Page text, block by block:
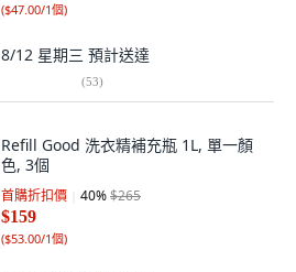
($47.00/1個)
8/12 星期三 預計送達
(53)
Refill Good 洗衣精補充瓶 1L, 單一顏
色, 3個
首購折扣價 40%$265
$159
($53.00/1個)